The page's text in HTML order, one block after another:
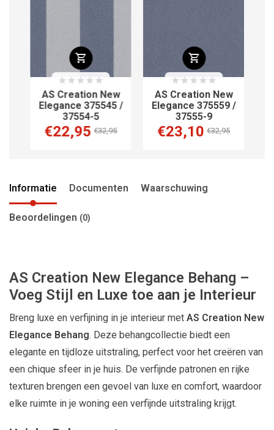
AS Creation New
Elegance 375545 /
37554-5
€22,95 €32,95
AS Creation New
Elegance 375559 /
37555-9
€23,10 €32,95
Informatie Documenten Waarschuwing
Beoordelingen (0)
AS Creation New Elegance Behang –
Voeg Stijl en Luxe toe aan je Interieur
Breng luxe en verfijning in je interieur met AS Creation New
Elegance Behang. Deze behangcollectie biedt een
elegante en tijdloze uitstraling, perfect voor het creëren van
een chique sfeer in je huis. De verfijnde patronen en rijke
texturen brengen een gevoel van luxe en comfort, waardoor
elke ruimte in je woning een verfijnde uitstraling krijgt.